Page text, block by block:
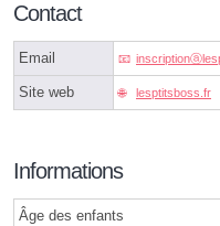
Contact
Email
Site web lesptitsboss.fr
Informations
Âge des enfants